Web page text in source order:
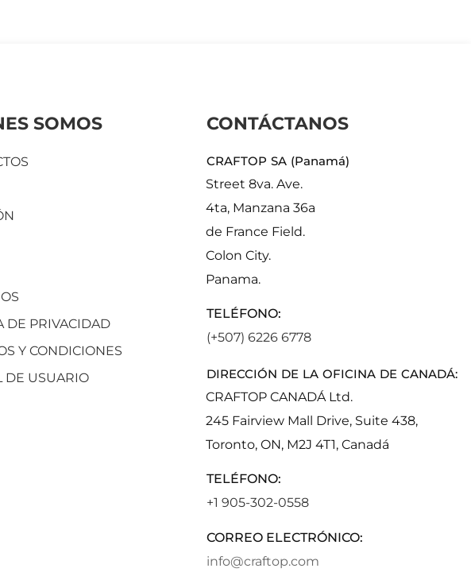
SOMOS
DE PRIVACIDAD
Y CONDICIONES
DE USUARIO
CONTÁCTANOS
CRAFTOP SA (Panamá)
Street 8va. Ave.
4ta, Manzana 36a
de France Field.
Colon City.
Panama.
TELÉFONO:
(+507) 6226 6778
DIRECCIÓN DE LA OFICINA DE CANADÁ:
CRAFTOP CANADÁ Ltd.
245 Fairview Mall Drive, Suite 438,
Toronto, ON, M2J 4T1, Canadá
TELÉFONO:
+1 905-302-0558
CORREO ELECTRÓNICO:
info@craftop.com